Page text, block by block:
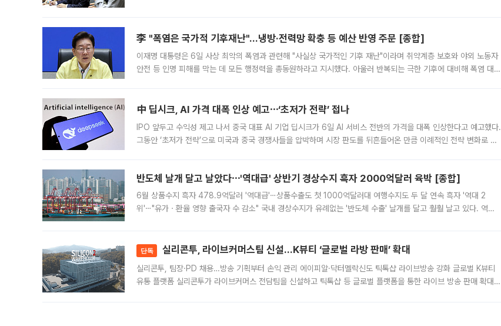
李 "폭염은 국가적 기후재난"…냉방·전력망 확충 등 예산 반영 주문 [종합]
이재명 대통령은 6일 사상 최악의 폭염과 관련해 "사실상 국가적인 기후 재난"이라며 취약계층 보호와 야외 노동자
안전 등 인명 피해를 막는 데 모든 행정력을 총동원하라고 지시했다. 아울러 반복되는 극한 기후에 대비해 폭염 대응
中 딥시크, AI 가격 대폭 인상 예고⋯‘초저가 전략’ 접나
IPO 앞두고 수익성 제고 나서 중국 대표 AI 기업 딥시크가 6일 AI 서비스 전반의 가격을 대폭 인상한다고 예고했다.
그동안 ‘초저가 전략’으로 미국과 중국 경쟁사들을 압박하며 시장 판도를 뒤흔들어온 만큼 이례적인 전략 변화로 평
반도체 날개 달고 날았다⋯'역대급' 상반기 경상수지 흑자 2000억달러 육박 [종합]
6월 상품수지 흑자 478.9억달러 '역대급'⋯상품수출도 첫 1000억달러대 여행수지도 두 달 연속 흑자 '역대 2
위'⋯"유가ㆍ환율 영향 출국자 수 감소" 국내 경상수지가 유례없는 '반도체 수출' 날개를 달고 훨훨 날고 있다. 역대
단독 실리콘투, 라이브커머스팀 신설…K뷰티 ‘글로벌 라방 판매’ 확대
실리콘투, 팀장·PD 채용…방송 기획부터 손익 관리 에이피알·닥터멜락신도 틱톡샵 라이브방송 강화 글로벌 K뷰티
유통 플랫폼 실리콘투가 라이브커머스 전담팀을 신설하고 틱톡샵 등 글로벌 플랫폼을 통한 라이브 방송 판매 확대에